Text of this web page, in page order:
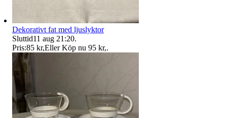
Dekorativt fat med ljuslyktor
Sluttid11 aug 21:20.
Pris:85 kr,Eller Köp nu 95 kr,.